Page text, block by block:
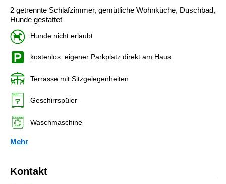
2 getrennte Schlafzimmer, gemütliche Wohnküche, Duschbad,
Hunde gestattet
Hunde nicht erlaubt
kostenlos: eigener Parkplatz direkt am Haus
Terrasse mit Sitzgelegenheiten
Geschirrspüler
Waschmaschine
Mehr
Kontakt